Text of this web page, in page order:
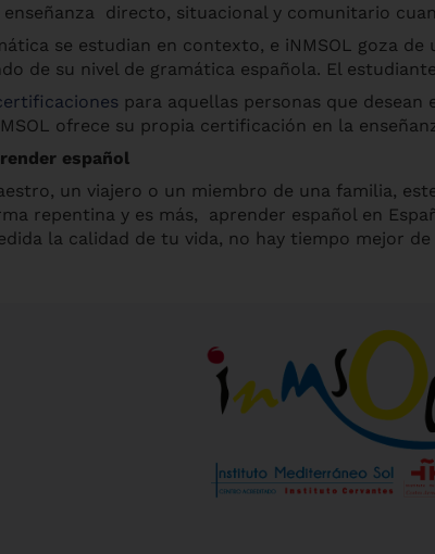
directo, situacional y comunitario
se estudian en contexto, e iNMSOL goza
de su nivel de gramática española. El
para aquellas personas que
ofrece su propia certificación en la
español
un viajero o un miembro de una familia,
repentina y es más, aprender español en
la calidad de tu vida, no hay tiempo mejor de